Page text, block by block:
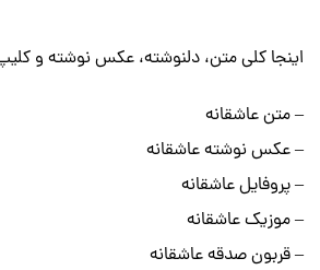
اینجا کلی متن، دلنوشته، عکس نوشته و
– متن عاشقانه
– عکس نوشته عاشقانه
– پروفایل عاشقانه
– موزیک عاشقانه
– قربون صدقه عاشقانه